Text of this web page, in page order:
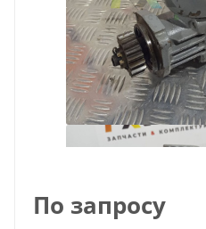
По запросу